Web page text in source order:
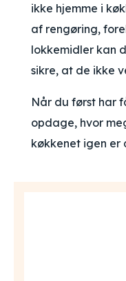
ikke hjemme i
af rengøring,
lokkemidler kan
sikre, at de ikke
Når du først har
opdage, hvor
køkkenet igen er